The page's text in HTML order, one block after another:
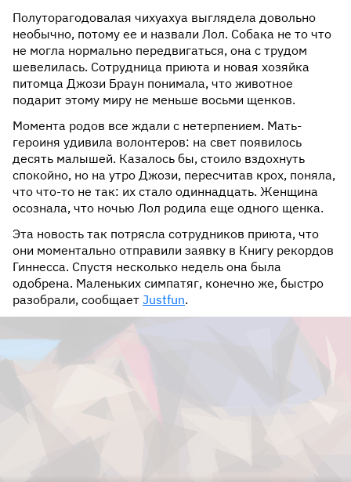
Полуторагодовалая чихуахуа выглядела довольно
необычно, потому ее и назвали Лол. Собака не то что
не могла нормально передвигаться, она с трудом
шевелилась. Сотрудница приюта и новая хозяйка
питомца Джози Браун понимала, что животное
подарит этому миру не меньше восьми щенков.
Момента родов все ждали с нетерпением. Мать-
героиня удивила волонтеров: на свет появилось
десять малышей. Казалось бы, стоило вздохнуть
спокойно, но на утро Джози, пересчитав крох, поняла,
что что-то не так: их стало одиннадцать. Женщина
осознала, что ночью Лол родила еще одного щенка.
Эта новость так потрясла сотрудников приюта, что
они моментально отправили заявку в Книгу рекордов
Гиннесса. Спустя несколько недель она была
одобрена. Маленьких симпатяг, конечно же, быстро
разобрали, сообщает Justfun.